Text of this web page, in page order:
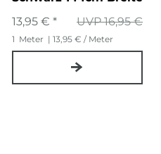
UVP 16,95 €
13,95 € *
1 Meter | 13,95 € / Meter